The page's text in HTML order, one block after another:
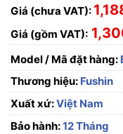
Giá (chưa VAT):
Giá (gồm VAT):
Model / Mã đặt hàng:
Thương hiệu: Fushin
Xuất xứ:Việt Nam
Bảo hành:12 Tháng